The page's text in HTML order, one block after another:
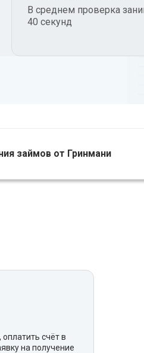
В среднем проверка
40 секунд
займов от Гринмани
счёт в
на получение